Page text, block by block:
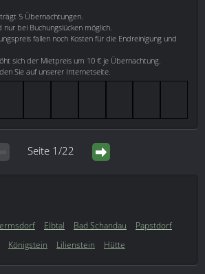
5 Übernachtungen.
bei Buchungslücken möglich.
fallen noch Kosten für die Endreinigung und
sich der Mietpreis um 10 € je Übernachtung.
Sie auf unserer Internetseite.
Seite 1/22
Elbtal Bad Schandau
Papstdorf
Königstein Lilienstein Hütte